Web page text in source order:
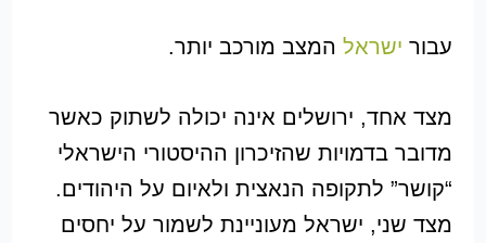
עבור ישראלהמצב מורכב יותר.
מצד אחד, ירושלים אינה יכולה לשתוק כאשר
מדובר בדמויות שהזיכרון ההיסטורי הישראלי
“קושר” לתקופה הנאצית ולאיום על היהודים.
מצד שני, ישראל מעוניינת לשמור על יחסים